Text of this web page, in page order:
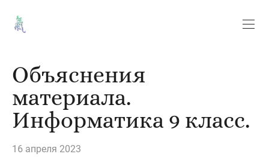
Объяснения
материала.
Информатика 9 класс.
16 апреля 2023